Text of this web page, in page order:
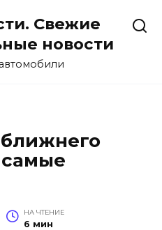
Свежие
новости
самые
НА ЧТЕНИЕ
6 мин